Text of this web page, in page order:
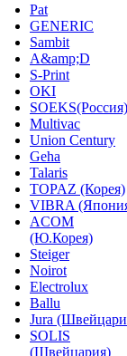
Pat
GENERIC
Sambit
A&amp;D
S-Print
OKI
SOEKS(Россия)
Multivac
Union Century
Geha
Talaris
TOPAZ (Корея)
VIBRA
ACOM
(Ю.Корея)
Steiger
Noirot
Electrolux
Ballu
Jura
SOLIS
(Швейцария)